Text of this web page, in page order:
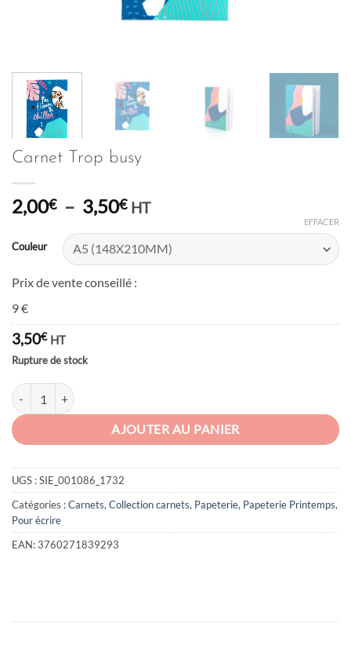
Carnet Trop busy
2,00€ – 3,50€Plage
prix :
2,00€
à
HT
Couleur
EFFACER
Prix de vente conseillé :
9 €
3,50€ HT
Rupture de stock
quantité de Carnet Trop busy
AJOUTER AU PANIER
UGS :SIE_001086_1732
Catégories :Carnets, Collection carnets, Papeterie, Papeterie Printemps,
Pour écrire
EAN:3760271839293